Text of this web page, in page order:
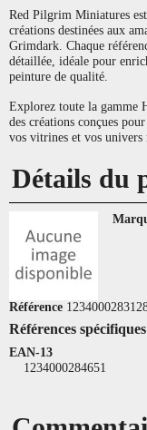
Red Pilgrim Miniatures
créations destinées aux
Grimdark. Chaque
détaillée, idéale pour
peinture de qualité.
Explorez toute la gamme
des créations conçues
vos vitrines et vos univers
Détails du
Référence
Références spécifiques
EAN-13
1234000284651